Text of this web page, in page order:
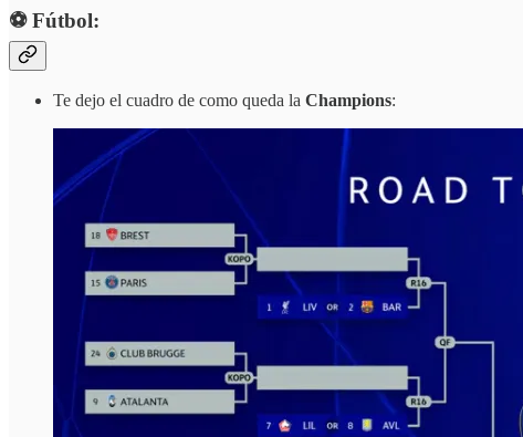
⚽️ Fútbol:
Te dejo el cuadro de como queda la Champions: